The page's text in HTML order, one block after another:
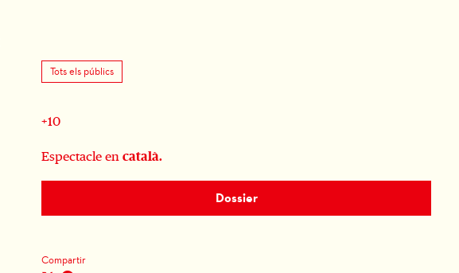
Tots els públics
+10
Espectacle en català.
Dossier
Compartir